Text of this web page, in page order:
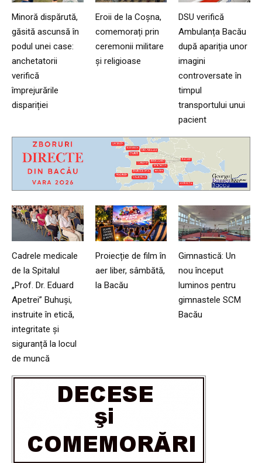
Minoră dispărută,
găsită ascunsă în
podul unei case:
anchetatorii
verifică
împrejurările
dispariției
Eroii de la Coșna,
comemorați prin
ceremonii militare
și religioase
DSU verifică
Ambulanța Bacău
după apariția unor
imagini
controversate în
timpul
transportului unui
pacient
Cadrele medicale
de la Spitalul
„Prof. Dr. Eduard
Apetrei” Buhuși,
instruite în etică,
integritate și
siguranță la locul
de muncă
Proiecție de film în
aer liber, sâmbătă,
la Bacău
Gimnastică: Un
nou început
luminos pentru
gimnastele SCM
Bacău